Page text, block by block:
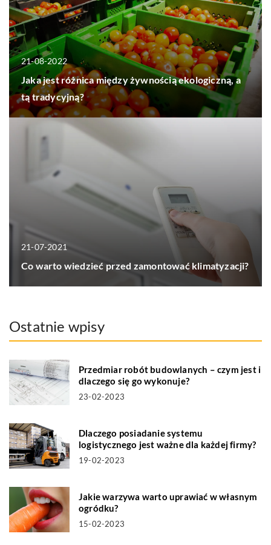
21-08-2022
Jaka jest różnica między żywnością ekologiczną, a
tą tradycyjną?
21-07-2021
Co warto wiedzieć przed zamontować klimatyzacji?
Ostatnie wpisy
Przedmiar robót budowlanych – czym jest i
dlaczego się go wykonuje?
23-02-2023
Dlaczego posiadanie systemu
logistycznego jest ważne dla każdej firmy?
19-02-2023
Jakie warzywa warto uprawiać w własnym
ogródku?
15-02-2023